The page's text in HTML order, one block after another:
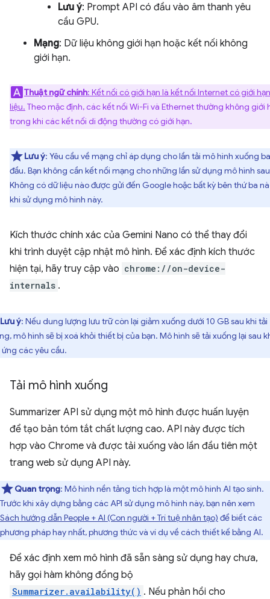
Lưu ý: Prompt API có đầu vào âm thanh yêu
cầu GPU.
Mạng: Dữ liệu không giới hạn hoặc kết nối không
giới hạn.
Thuật ngữ chính: Kết nối có giới hạn là kết nối Internet có giới
liệu. Theo mặc định, các kết nối Wi-Fi và Ethernet thường không giới
trong khi các kết nối di động thường có giới hạn.
Lưu ý: Yêu cầu về mạng chỉ áp dụng cho lần tải mô hình xuống
đầu. Bạn không cần kết nối mạng cho những lần sử dụng mô hình
Không có dữ liệu nào được gửi đến Google hoặc bất kỳ bên thứ ba
khi sử dụng mô hình này.
Kích thước chính xác của Gemini Nano có thể thay đổi
khi trình duyệt cập nhật mô hình. Để xác định kích thước
hiện tại, hãy truy cập vào chrome://on-device-
internals .
Lưu ý: Nếu dung lượng lưu trữ còn lại giảm xuống dưới 10 GB sau khi tải
mô hình sẽ bị xoá khỏi thiết bị của bạn. Mô hình sẽ tải xuống lại sau
ứng các yêu cầu.
Tải mô hình xuống
Summarizer API sử dụng một mô hình được huấn luyện
để tạo bản tóm tắt chất lượng cao. API này được tích
hợp vào Chrome và được tải xuống vào lần đầu tiên một
trang web sử dụng API này.
Quan trọng: Mô hình nền tảng tích hợp là một mô hình AI tạo sinh.
Trước khi xây dựng bằng các API sử dụng mô hình này, bạn nên xem
Sách hướng dẫn People + AI (Con người + Trí tuệ nhân tạo) để biết các
phương pháp hay nhất, phương thức và ví dụ về cách thiết kế bằng AI.
Để xác định xem mô hình đã sẵn sàng sử dụng hay chưa,
hãy gọi hàm không đồng bộ
Summarizer.availability() . Nếu phản hồi cho